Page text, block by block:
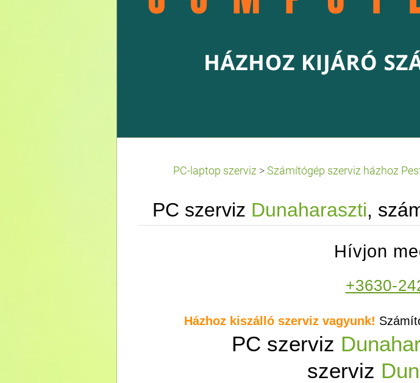
PC-laptop szerviz > Számítógép szerviz házhoz
PC szerviz Dunaharaszti,
Hívjon
+3630-
Házhoz kiszálló szerviz vagyunk!
PC szerviz
szerviz